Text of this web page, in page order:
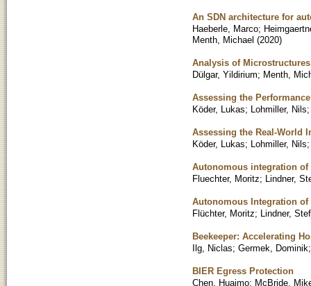
An SDN architecture for
Haeberle, Marco;
Menth, Michael (2020)
Analysis of
Dülgar, Yildirium; Menth,
Assessing the
Köder, Lukas; Lohmiller, Nils
Assessing the Real-World
Köder, Lukas; Lohmiller, Nils
Autonomous integration of
Fluechter, Moritz; Lindner,
Autonomous Integration of
Flüchter, Moritz; Lindner,
Beekeeper: Accelerating
Ilg, Niclas; Germek, Dominik
BIER Egress Protection
Chen, Huaimo; McBride,